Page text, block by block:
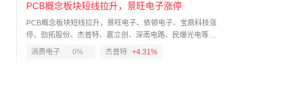
PCB概念板块短线拉升，景旺电子涨停
PCB概念板块短线拉升，景旺电子、依顿电子、宝鼎科技涨
停，劲拓股份、杰普特、嘉立创、深南电路、民爆光电等纷
纷走高。
消费电子 0% 杰普特 +4.31%